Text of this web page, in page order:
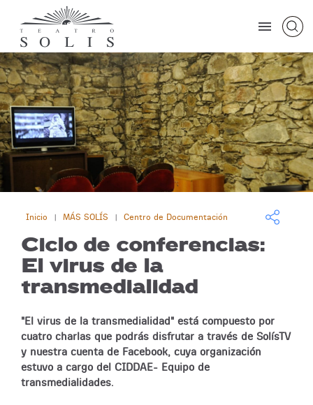
Inicio MÁS SOLÍS Centro de Documentación
Ciclo de conferencias:
El virus de la
transmedialidad
"El virus de la transmedialidad" está compuesto por
cuatro charlas que podrás disfrutar a través de SolísTV
y nuestra cuenta de Facebook, cuya organización
estuvo a cargo del CIDDAE- Equipo de
transmedialidades.